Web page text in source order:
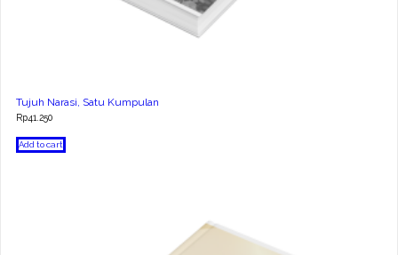
Tujuh Narasi, Satu Kumpulan
Rp41.250
Add to cart